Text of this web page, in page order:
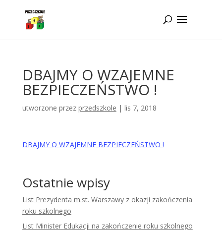
DBAJMY O WZAJEMNE
BEZPIECZEŃSTWO !
utworzone przez przedszkole | lis 7, 2018
DBAJMY O WZAJEMNE BEZPIECZEŃSTWO !
Ostatnie wpisy
List Prezydenta m.st. Warszawy z okazji zakończenia
roku szkolnego
List Minister Edukacji na zakończenie roku szkolnego